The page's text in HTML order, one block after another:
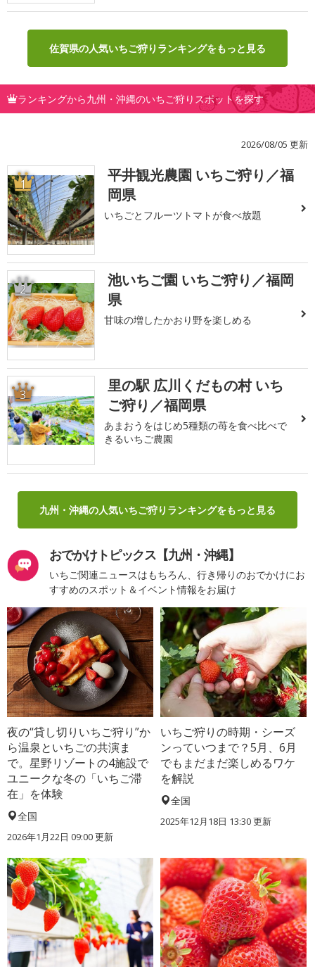
佐賀県の人気いちご狩りランキングをもっと見る
ランキングから九州・沖縄のいちご狩りスポットを探す
2026/08/05 更新
1
平井観光農園 いちご狩り／福
岡県
いちごとフルーツトマトが食べ放題
2
池いちご園 いちご狩り／福岡
県
甘味の増したかおり野を楽しめる
3
里の駅 広川くだもの村 いち
ご狩り／福岡県
あまおうをはじめ5種類の苺を食べ比べで
きるいちご農園
九州・沖縄の人気いちご狩りランキングをもっと見る
おでかけトピックス【九州・沖縄】
いちご関連ニュースはもちろん、行き帰りのおでかけにお
すすめのスポット＆イベント情報をお届け
夜の“貸し切りいちご狩り”か
ら温泉といちごの共演ま
で。星野リゾートの4施設で
ユニークな冬の「いちご滞
在」を体験
全国
2026年1月22日 09:00 更新
いちご狩りの時期・シーズ
ンっていつまで？5月、6月
でもまだまだ楽しめるワケ
を解説
全国
2025年12月18日 13:30 更新